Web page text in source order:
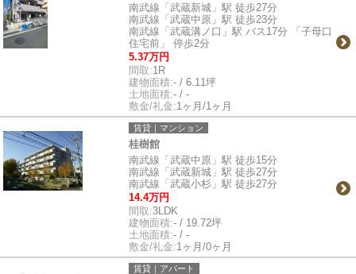
南武線「武蔵新城」駅 徒歩27分
南武線「武蔵中原」駅 徒歩23分
南武線「武蔵溝ノ口」駅 バス17分 「子母口
住宅前」 停歩2分
5.37万円
間取:1R
建物面積:- / 6.11坪
土地面積:- / -
敷金/礼金:1ヶ月/1ヶ月
賃貸｜マンション
桂樹館
南武線「武蔵中原」駅 徒歩15分
南武線「武蔵新城」駅 徒歩27分
南武線「武蔵小杉」駅 徒歩27分
14.4万円
間取:3LDK
建物面積:- / 19.72坪
土地面積:- / -
敷金/礼金:1ヶ月/0ヶ月
賃貸｜アパート